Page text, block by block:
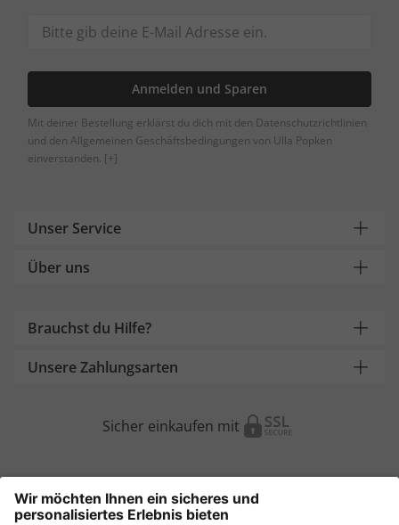
Anmelden und Sparen
Mit deiner Bestellung erklärst du dich mit den Datenschutzrichtlinien
und den Allgemeinen Geschäftsbedingungen von Ulla Popken
einverstanden. [+]
Unser Service
Über uns
Brauchst du Hilfe?
Unsere Zahlungsarten
Sicher einkaufen mit
Weitere Onlineshops